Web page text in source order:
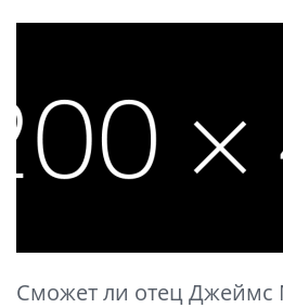
Сможет ли отец Джеймс